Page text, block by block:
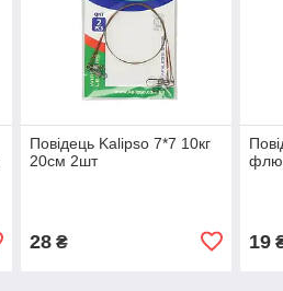
Повідець Kalipso 7*7 10кг
20см 2шт
28₴ 19